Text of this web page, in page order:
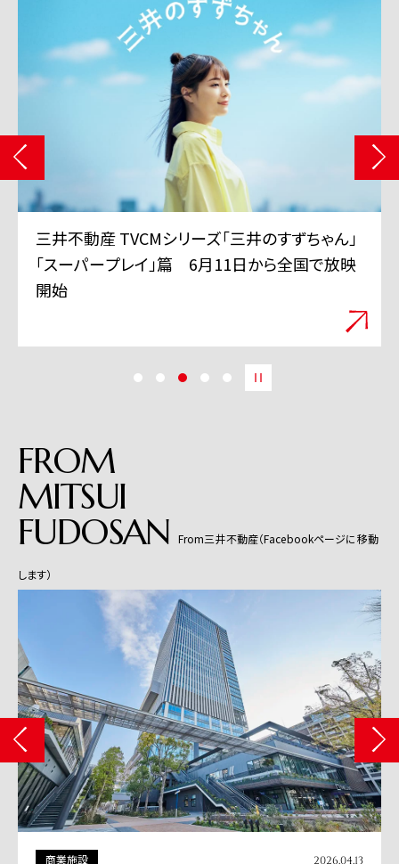
三井不動産 TVCMシリーズ「三井のすずちゃん」
「スーパープレイ」篇 6月11日から全国で放映
開始
FROM
MITSUI
FUDOSAN From三井不動産（Facebookページに移動
します）
商業施設 2026.04.13